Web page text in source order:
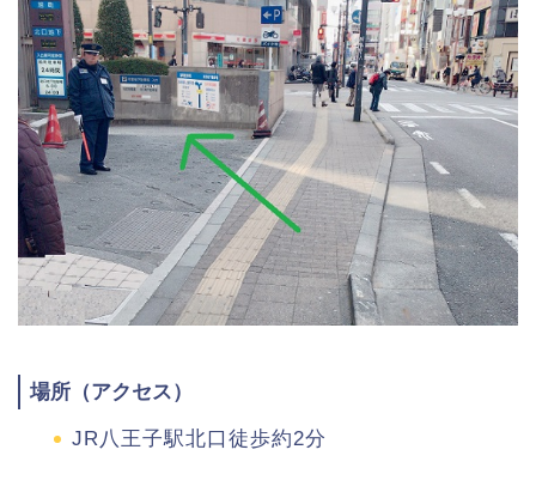
場所（アクセス）
JR八王子駅北口徒歩約2分